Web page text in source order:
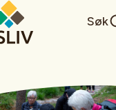
Søk